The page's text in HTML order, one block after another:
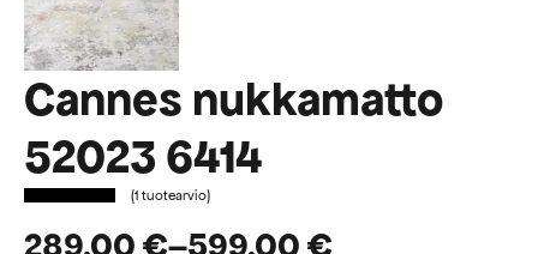
Cannes nukkamatto
52023 6414
(1tuotearvio)
289,00€–599,00€